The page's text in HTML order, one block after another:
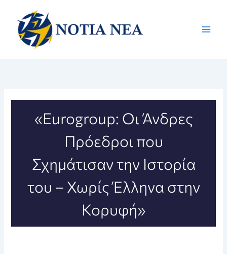
περιεχόμενο
«Eurogroup: Οι Άνδρες
Πρόεδροι που
Σχημάτισαν την Ιστορία
του – Χωρίς Έλληνα στην
Κορυφή»